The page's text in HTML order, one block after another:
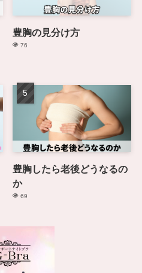
豊胸の見分け方
76
豊胸したら老後どうなるの
か
69